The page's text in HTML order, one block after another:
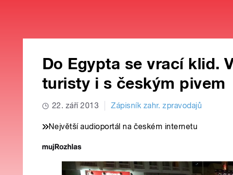
Do Egypta se vrací klid.
turisty i s českým pivem
22. září 2013 Zápisník zahr. zpravodajů
Největší audioportál na českém internetu